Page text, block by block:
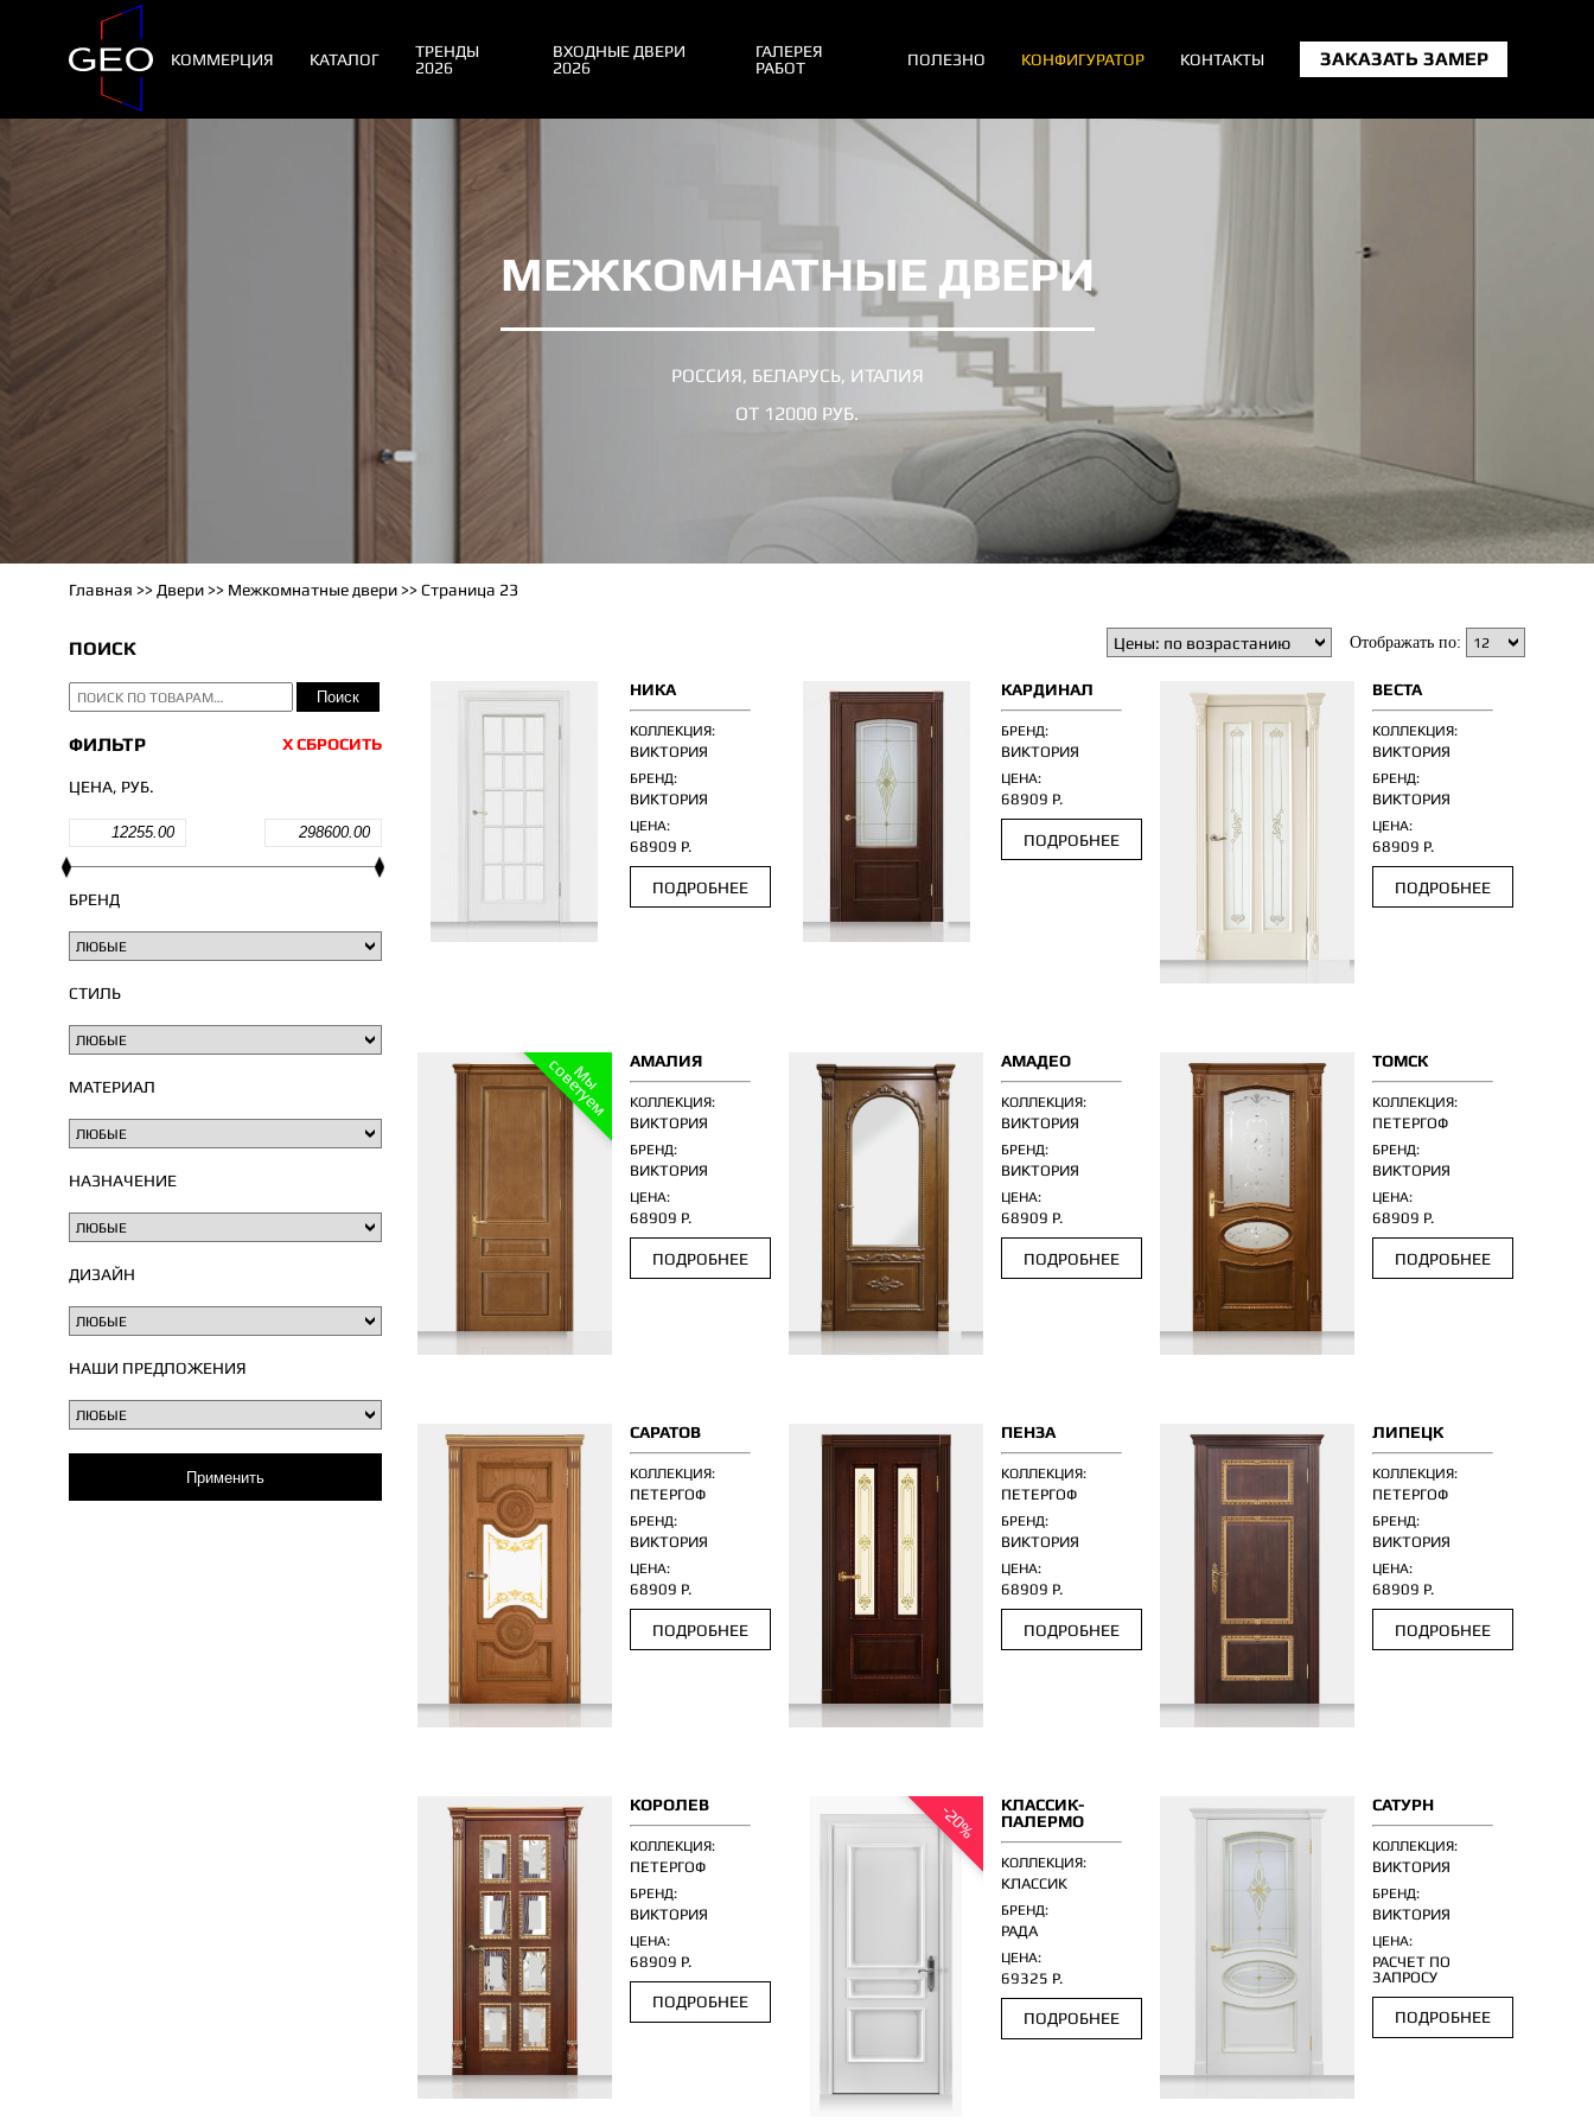
КОММЕРЦИЯ КАТАЛОГ
ТРЕНДЫ
2026
ВХОДНЫЕ ДВЕРИ
2026
ГАЛЕРЕЯ
РАБОТ
ПОЛЕЗНО КОНФИГУРАТОР КОНТАКТЫ ЗАКАЗАТЬ ЗАМЕР
МЕЖКОМНАТНЫЕ ДВЕРИ
РОССИЯ, БЕЛАРУСЬ, ИТАЛИЯ
ОТ 12000 РУБ.
Главная >> Двери>> Межкомнатные двери >> Страница 23
ПОИСК
ИСКАТЬ: Поиск
ФИЛЬТР Х СБРОСИТЬ
ЦЕНА, РУБ.
БРЕНД
СТИЛЬ
МАТЕРИАЛ
НАЗНАЧЕНИЕ
ДИЗАЙН
НАШИ ПРЕДЛОЖЕНИЯ
Отображать по:
НИКА
КОЛЛЕКЦИЯ:
ВИКТОРИЯ
БРЕНД:
ВИКТОРИЯ
ЦЕНА:
68909 Р.
ПОДРОБНЕЕ
КАРДИНАЛ
БРЕНД:
ВИКТОРИЯ
ЦЕНА:
68909 Р.
ПОДРОБНЕЕ
ВЕСТА
КОЛЛЕКЦИЯ:
ВИКТОРИЯ
БРЕНД:
ВИКТОРИЯ
ЦЕНА:
68909 Р.
ПОДРОБНЕЕ
М
ы
с
о
в
е
т
у
е
м АМАЛИЯ
КОЛЛЕКЦИЯ:
ВИКТОРИЯ
БРЕНД:
ВИКТОРИЯ
ЦЕНА:
68909 Р.
ПОДРОБНЕЕ
АМАДЕО
КОЛЛЕКЦИЯ:
ВИКТОРИЯ
БРЕНД:
ВИКТОРИЯ
ЦЕНА:
68909 Р.
ПОДРОБНЕЕ
ТОМСК
КОЛЛЕКЦИЯ:
ПЕТЕРГОФ
БРЕНД:
ВИКТОРИЯ
ЦЕНА:
68909 Р.
ПОДРОБНЕЕ
САРАТОВ
КОЛЛЕКЦИЯ:
ПЕТЕРГОФ
БРЕНД:
ВИКТОРИЯ
ЦЕНА:
68909 Р.
ПОДРОБНЕЕ
ПЕНЗА
КОЛЛЕКЦИЯ:
ПЕТЕРГОФ
БРЕНД:
ВИКТОРИЯ
ЦЕНА:
68909 Р.
ПОДРОБНЕЕ
ЛИПЕЦК
КОЛЛЕКЦИЯ:
ПЕТЕРГОФ
БРЕНД:
ВИКТОРИЯ
ЦЕНА:
68909 Р.
ПОДРОБНЕЕ
КОРОЛЕВ
КОЛЛЕКЦИЯ:
ПЕТЕРГОФ
БРЕНД:
ВИКТОРИЯ
ЦЕНА:
68909 Р.
ПОДРОБНЕЕ
-20%
КЛАССИК-
ПАЛЕРМО
КОЛЛЕКЦИЯ:
КЛАССИК
БРЕНД:
РАДА
ЦЕНА:
69325 Р.
ПОДРОБНЕЕ
САТУРН
КОЛЛЕКЦИЯ:
ВИКТОРИЯ
БРЕНД:
ВИКТОРИЯ
ЦЕНА:
РАСЧЕТ ПО
ЗАПРОСУ
ПОДРОБНЕЕ